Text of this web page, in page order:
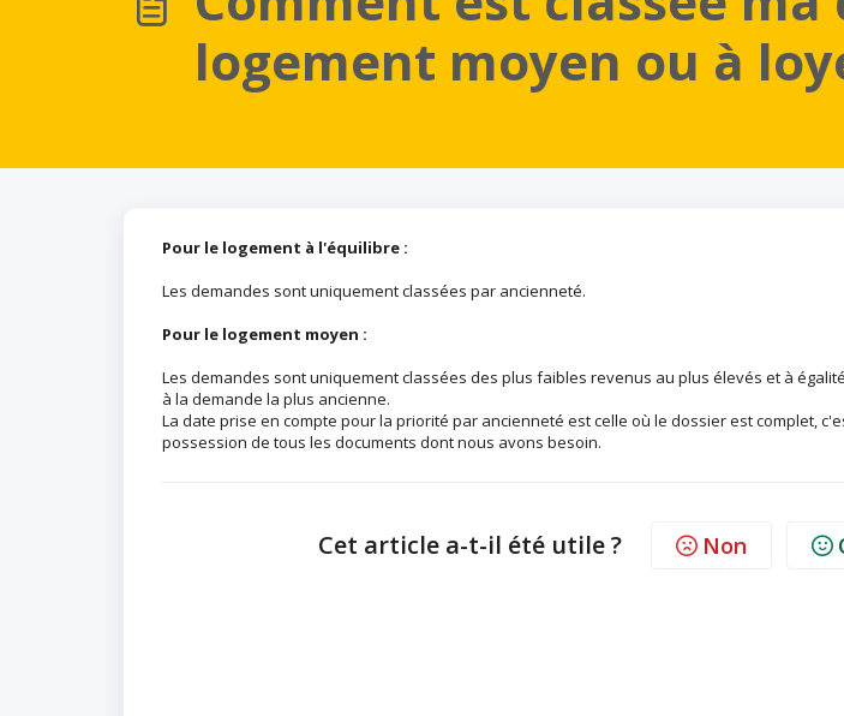
logement moyen ou à
Pour le logement à l'équilibre :
Les demandes sont uniquement classées par ancienneté.
Pour le logement moyen :
Les demandes sont uniquement classées des plus faibles revenus au plus élevés et à
à la demande la plus ancienne.
La date prise en compte pour la priorité par ancienneté est celle où le dossier est complet,
possession de tous les documents dont nous avons besoin.
Cet article a-t-il été utile ? Non